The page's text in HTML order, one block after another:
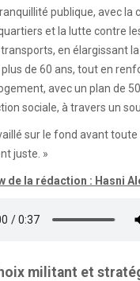
publique, avec
et la lutte contre
transports, en élargissant
de 60 ans, tout en
avec un plan de
sociale, à travers un
sur le fond avant
juste. »
de la rédaction : Hasni
militant et